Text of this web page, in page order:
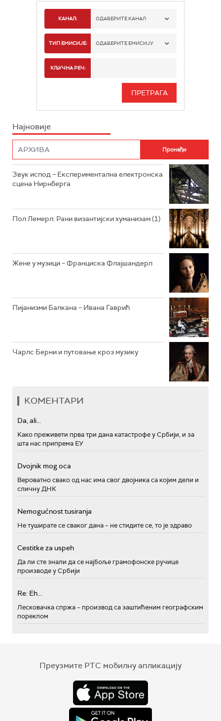
КАНАЛ: ОДАБЕРИТЕ КАНАЛ
РАДИО БЕОГРАД 1
РАДИО БЕОГРАД 3
РАДИО РОКЕНРОЛЕР
РАДИО ЏЕЗЕР
ТИП ЕМИСИЈЕ: ОДАБЕРИТЕ ЕМИСИЈУ
ИНФО
КЉУЧНА РЕЧ:
Најновије
Звук испод – Експериментална електронска
сцена Нирнберга
Пол Лемерл: Рани византијски хуманизам (1)
Жене у музици – Франциска Флајшандерл
Пијанизми Балкана – Ивана Гаврић
Чарлс Берни и путовање кроз музику
КОМЕНТАРИ
Da, ali...
Како преживети прва три дана катастрофе у Србији, и за
шта нас припрема ЕУ
Dvojnik mog oca
Вероватно свако од нас има свог двојника са којим дели и
сличну ДНК
Nemogućnost tusiranja
Не туширате се сваког дана – не стидите се, то је здраво
Cestitke za uspeh
Да ли сте знали да се најбоље грамофонске ручице
производе у Србији
Re: Eh...
Лесковачка спржа – производ са заштићеним географским
пореклом
Преузмите РТС мобилну апликацију